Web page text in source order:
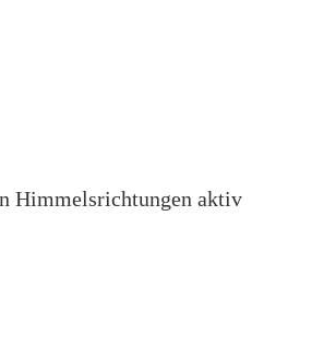
Himmelsrichtungen aktiv